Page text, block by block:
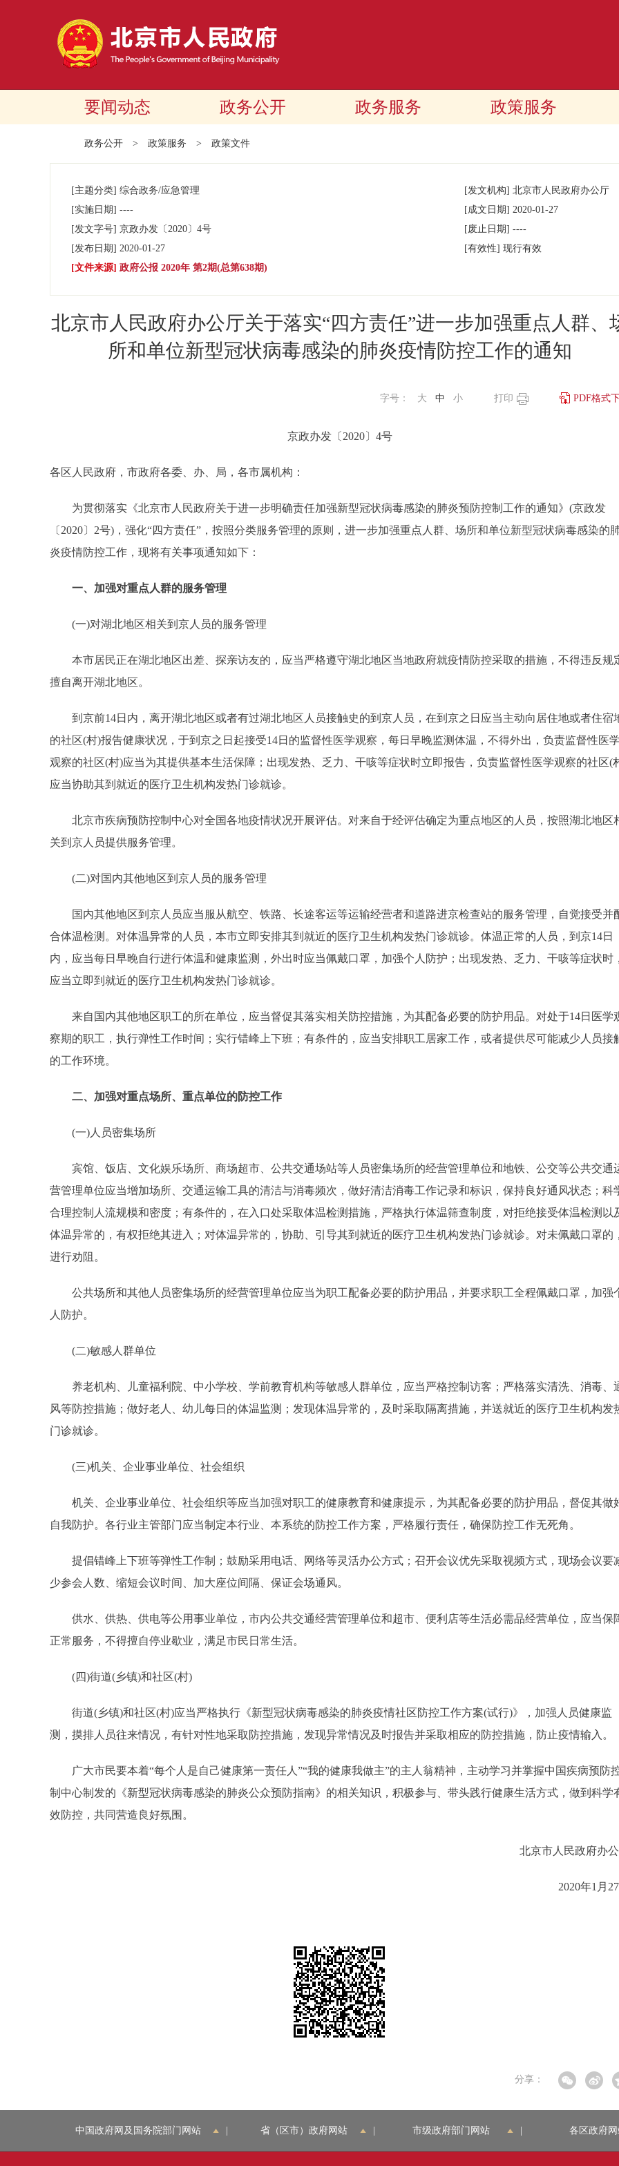
要闻动态 政务公开 政务服务 政策服务
政务公开 > 政策服务 > 政策文件
[主题分类] 综合政务/应急管理 [发文机构] 北京市人民政府办公厅
[实施日期] ---- [成文日期] 2020-01-27
[发文字号] 京政办发 〔2020〕 4号 [废止日期] ----
[发布日期] 2020-01-27 [有效性] 现行有效
[文件来源] 政府公报 2020年 第2期(总第638期)
北京市人民政府办公厅关于落实“四方责任”进一步加强重点人群、
所和单位新型冠状病毒感染的肺炎疫情防控工作的通知
PDF格式
打印
字号： 大 中 小
京政办发〔2020〕4号
各区人民政府，市政府各委、办、局，各市属机构：
为贯彻落实《北京市人民政府关于进一步明确责任加强新型冠状病毒感染的肺炎预防控制工作的通知》(京政发
〔2020〕2号)，强化“四方责任”，按照分类服务管理的原则，进一步加强重点人群、场所和单位新型冠状病毒感染的
炎疫情防控工作，现将有关事项通知如下：
一、加强对重点人群的服务管理
(一)对湖北地区相关到京人员的服务管理
本市居民正在湖北地区出差、探亲访友的，应当严格遵守湖北地区当地政府就疫情防控采取的措施，不得违反规
擅自离开湖北地区。
到京前14日内，离开湖北地区或者有过湖北地区人员接触史的到京人员，在到京之日应当主动向居住地或者住宿
的社区(村)报告健康状况，于到京之日起接受14日的监督性医学观察，每日早晚监测体温，不得外出，负责监督性医学
观察的社区(村)应当为其提供基本生活保障；出现发热、乏力、干咳等症状时立即报告，负责监督性医学观察的社区(
应当协助其到就近的医疗卫生机构发热门诊就诊。
北京市疾病预防控制中心对全国各地疫情状况开展评估。对来自于经评估确定为重点地区的人员，按照湖北地区
关到京人员提供服务管理。
(二)对国内其他地区到京人员的服务管理
国内其他地区到京人员应当服从航空、铁路、长途客运等运输经营者和道路进京检查站的服务管理，自觉接受并
合体温检测。对体温异常的人员，本市立即安排其到就近的医疗卫生机构发热门诊就诊。体温正常的人员，到京14日
内，应当每日早晚自行进行体温和健康监测，外出时应当佩戴口罩，加强个人防护；出现发热、乏力、干咳等症状时，
应当立即到就近的医疗卫生机构发热门诊就诊。
来自国内其他地区职工的所在单位，应当督促其落实相关防控措施，为其配备必要的防护用品。对处于14日医学
察期的职工，执行弹性工作时间；实行错峰上下班；有条件的，应当安排职工居家工作，或者提供尽可能减少人员接
的工作环境。
二、加强对重点场所、重点单位的防控工作
(一)人员密集场所
宾馆、饭店、文化娱乐场所、商场超市、公共交通场站等人员密集场所的经营管理单位和地铁、公交等公共交通
营管理单位应当增加场所、交通运输工具的清洁与消毒频次，做好清洁消毒工作记录和标识，保持良好通风状态；科
合理控制人流规模和密度；有条件的，在入口处采取体温检测措施，严格执行体温筛查制度，对拒绝接受体温检测以
体温异常的，有权拒绝其进入；对体温异常的，协助、引导其到就近的医疗卫生机构发热门诊就诊。对未佩戴口罩的，
进行劝阻。
公共场所和其他人员密集场所的经营管理单位应当为职工配备必要的防护用品，并要求职工全程佩戴口罩，加强
人防护。
(二)敏感人群单位
养老机构、儿童福利院、中小学校、学前教育机构等敏感人群单位，应当严格控制访客；严格落实清洗、消毒、
风等防控措施；做好老人、幼儿每日的体温监测；发现体温异常的，及时采取隔离措施，并送就近的医疗卫生机构发
门诊就诊。
(三)机关、企业事业单位、社会组织
机关、企业事业单位、社会组织等应当加强对职工的健康教育和健康提示，为其配备必要的防护用品，督促其做
自我防护。各行业主管部门应当制定本行业、本系统的防控工作方案，严格履行责任，确保防控工作无死角。
提倡错峰上下班等弹性工作制；鼓励采用电话、网络等灵活办公方式；召开会议优先采取视频方式，现场会议要
少参会人数、缩短会议时间、加大座位间隔、保证会场通风。
供水、供热、供电等公用事业单位，市内公共交通经营管理单位和超市、便利店等生活必需品经营单位，应当保
正常服务，不得擅自停业歇业，满足市民日常生活。
(四)街道(乡镇)和社区(村)
街道(乡镇)和社区(村)应当严格执行《新型冠状病毒感染的肺炎疫情社区防控工作方案(试行)》，加强人员健康监
测，摸排人员往来情况，有针对性地采取防控措施，发现异常情况及时报告并采取相应的防控措施，防止疫情输入。
广大市民要本着“每个人是自己健康第一责任人”“我的健康我做主”的主人翁精神，主动学习并掌握中国疾病预防
制中心制发的《新型冠状病毒感染的肺炎公众预防指南》的相关知识，积极参与、带头践行健康生活方式，做到科学
效防控，共同营造良好氛围。
北京市人民政府办
2020年1月
分享：
中国政府网及国务院部门网站 省（区市）政府网站 市级政府部门网站 各区政府